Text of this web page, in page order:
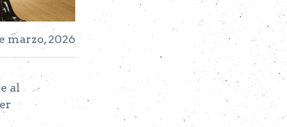
marzo, 2026
al